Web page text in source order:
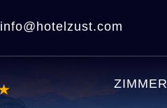
info@hotelzust.com
ZIMMER